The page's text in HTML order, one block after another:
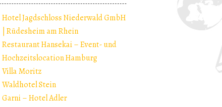
Hotel Jagdschloss Niederwald GmbH
| Rüdesheim am Rhein
Restaurant Hansekai – Event- und
Hochzeitslocation Hamburg
Villa Moritz
Waldhotel Stein
Garni – Hotel Adler